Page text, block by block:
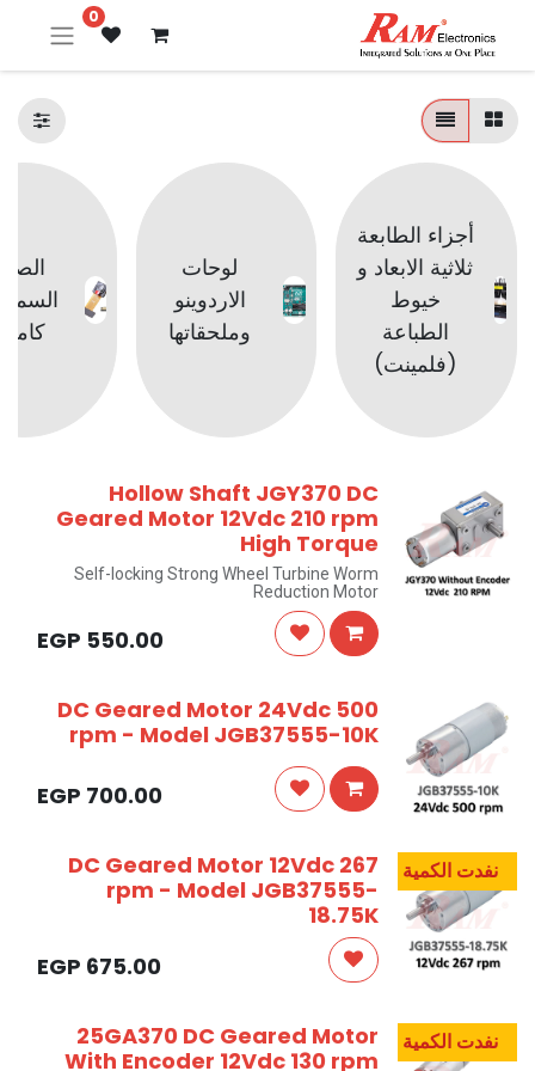
0
أجزاء الطابعة
ثلاثية الابعاد و
خيوط
الطباعة
(فلمينت)
لوحات
الاردوينو
وملحقاتها
Hollow Shaft JGY370 DC
Geared Motor 12Vdc 210 rpm
High Torque
Self-locking Strong Wheel Turbine Worm
Reduction Motor
550.00
DC Geared Motor 24Vdc 500
rpm - Model JGB37555-10K
700.00
نفدت الكمية
DC Geared Motor 12Vdc 267
rpm - Model JGB37555-
18.75K
675.00
نفدت الكمية
25GA370 DC Geared Motor
With Encoder 12Vdc 130 rpm